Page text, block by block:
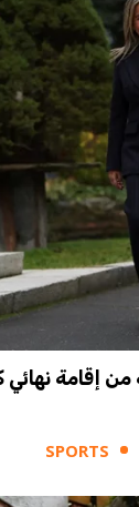
SPORTS